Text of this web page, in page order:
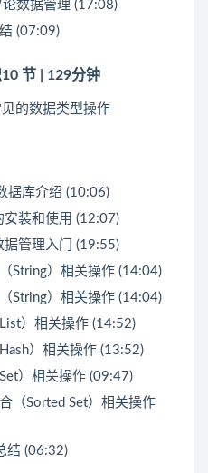
数据管理 (17:08)
(07:09)
10 节 | 129分钟
的数据类型操作
据库介绍 (10:06)
安装和使用 (12:07)
据管理入门 (19:55)
String）相关操作 (14:04)
String）相关操作 (14:04)
）相关操作 (14:52)
）相关操作 (13:52)
）相关操作 (09:47)
（Sorted Set）相关操作
结 (06:32)